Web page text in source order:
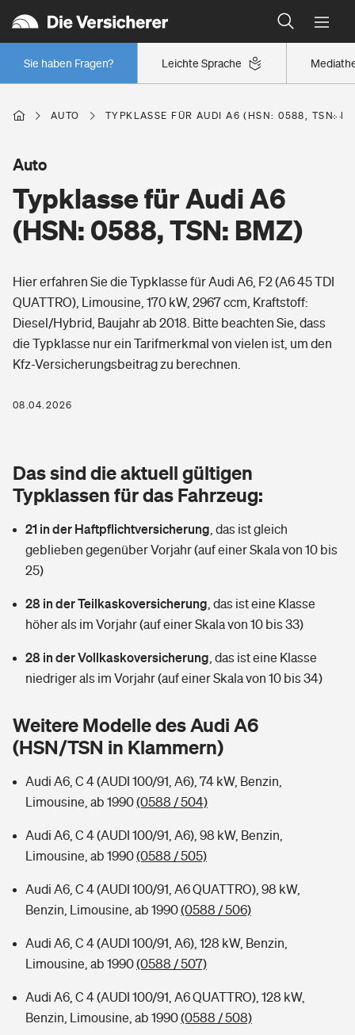
Leichte Sprache
Sie haben Fragen?
Wer versichert was: Jetzt Versicherer finden
Regionalklassen: So ist Ihre Region eingestuft
Wer versichert was: Jetzt Versicherer finden
Berufsunfähigkeitsversicherung
Erwerbsunfähigkeitsversicherung
Grundfähigkeitsversicherung
Arbeitsrechtsschutz
Berufshaftpflichtversicherung
Zur Übersicht
Tools
Wer versichert was: Jetzt Versicherer finden
Sie haben Fragen?
Wohnen
Elementarversicherung
Glasversicherung
Mietkautionsversicherung
Restkreditversicherung
Hochwasser-Check: Wie gefährdet ist Ihr Haus?
Wer versichert was: Jetzt Versicherer finden
Sie haben Fragen?
Freizeit
Pri­vate Haft­pflicht­
Kinderunfall­ver­si­che­rung
Kinderinvalidität
Hundehalter-Haftpflicht
Private Cyberversicherung
Musikinstrumentenversicherung
Zur Übersicht
Tools
Kinderunfall-Check: Mehr Sicherheit für deine Kids
Sie haben Fragen?
Gesundheit
Private Krankenversicherung
Dread-Disease-Versicherung
Tierkrankenversicherung
Zur Übersicht
Tools
Wer versichert was: Jetzt Versicherer finden
Sie haben Fragen?
Rentenrechner: Wie viel Geld bekomme ich im Alter?
AUTO TYPKLASSE FÜR AUDI A6 (HSN: 0588, TSN:
Typklasse für Audi A6
(HSN: 0588, TSN: BMZ)
Auto
Hier erfahren Sie die Typklasse für Audi A6, F2 (A6 45 TDI
QUATTRO), Limousine, 170 kW, 2967 ccm, Kraftstoff:
Diesel/Hybrid, Baujahr ab 2018. Bitte beachten Sie, dass
die Typklasse nur ein Tarifmerkmal von vielen ist, um den
Kfz-Versicherungsbeitrag zu berechnen.
08.04.2026
Das sind die aktuell gültigen
Typklassen für das Fahrzeug:
21 in der Haftpflichtversicherung das ist gleich
geblieben gegenüber Vorjahr (auf einer Skala von 10 bis
25)
28 in der Teilkaskoversicherung das ist eine Klasse
höher als im Vorjahr (auf einer Skala von 10 bis 33)
28 in der Vollkaskoversicherung das ist eine Klasse
niedriger als im Vorjahr (auf einer Skala von 10 bis 34)
Weitere Modelle des Audi A6
(HSN/TSN in Klammern)
Audi A6, C 4 (AUDI 100/91, A6), 74 kW, Benzin,
Limousine, ab 1990(0588 / 504)
Audi A6, C 4 (AUDI 100/91, A6), 98 kW, Benzin,
Limousine, ab 1990(0588 / 505)
Audi A6, C 4 (AUDI 100/91, A6 QUATTRO), 98 kW,
Benzin, Limousine, ab 1990(0588 / 506)
Audi A6, C 4 (AUDI 100/91, A6), 128 kW, Benzin,
Limousine, ab 1990(0588 / 507)
Audi A6, C 4 (AUDI 100/91, A6 QUATTRO), 128 kW,
Benzin, Limousine, ab 1990(0588 / 508)